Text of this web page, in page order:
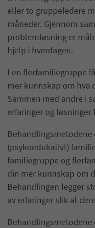
eller to gruppeledere
måneder. Gjennom
problemløsning er
hjelp i hverdagen.
I en flerfamiliegruppe
mer kunnskap om hva
Sammen med andre i
erfaringer og løsninger
(psykoedukativt)
familiegruppe og
din mer kunnskap om
Behandlingen legger
av erfaringer slik at